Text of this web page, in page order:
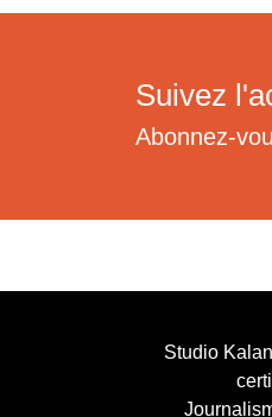
Suivez
Abonnez-
Studio